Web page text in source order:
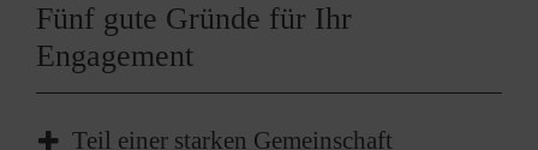
Fünf gute Gründe für Ihr
Engagement
Teil einer starken Gemeinschaft